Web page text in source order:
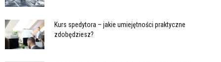
Kurs spedytora – jakie umiejętności praktyczne
zdobędziesz?